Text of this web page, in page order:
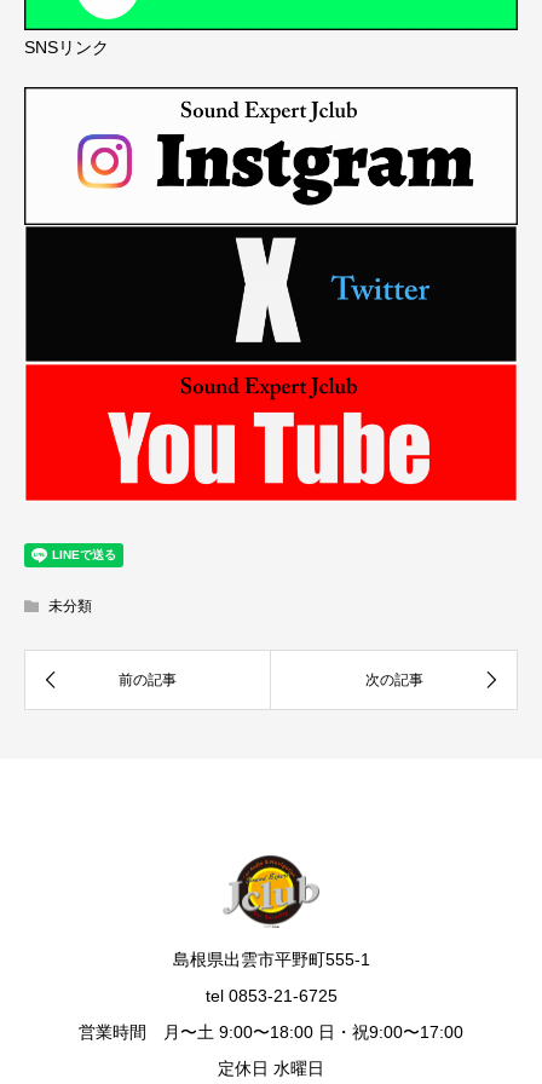
SNSリンク
未分類
島根県出雲市平野町555-1
tel 0853-21-6725
営業時間 月〜土 9:00〜18:00 日・祝9:00〜17:00
定休日 水曜日